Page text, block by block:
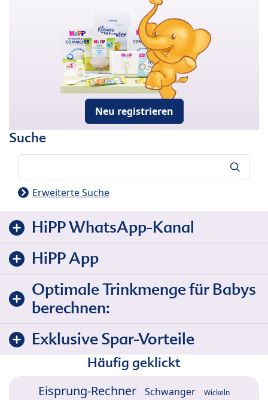
Neu registrieren
Suche
Erweiterte Suche
HiPP WhatsApp-Kanal
HiPP App
Optimale Trinkmenge für Babys
berechnen:
Exklusive Spar-Vorteile
Häufig geklickt
Eisprung-Rechner Schwanger Wickeln